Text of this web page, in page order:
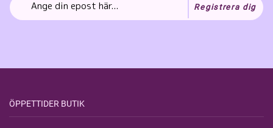
Registrera dig
ÖPPETTIDER BUTIK